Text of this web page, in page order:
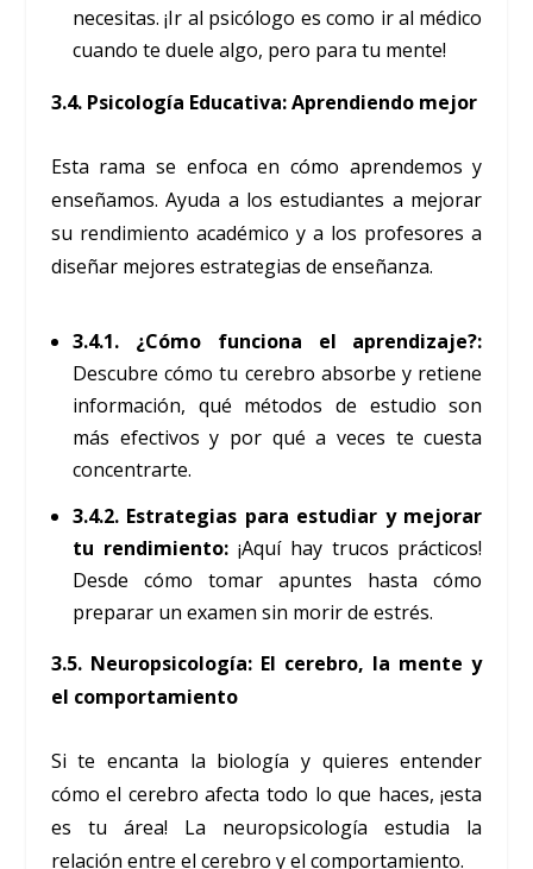
necesitas. ¡Ir al psicólogo es como ir al médico
cuando te duele algo, pero para tu mente!
3.4. Psicología Educativa: Aprendiendo mejor
Esta rama se enfoca en cómo aprendemos y
enseñamos. Ayuda a los estudiantes a mejorar
su rendimiento académico y a los profesores a
diseñar mejores estrategias de enseñanza.
3.4.1. ¿Cómo funciona el aprendizaje?:
Descubre cómo tu cerebro absorbe y retiene
información, qué métodos de estudio son
más efectivos y por qué a veces te cuesta
concentrarte.
3.4.2. Estrategias para estudiar y mejorar
tu rendimiento:¡Aquí hay trucos prácticos!
Desde cómo tomar apuntes hasta cómo
preparar un examen sin morir de estrés.
3.5. Neuropsicología: El cerebro, la mente y
el comportamiento
Si te encanta la biología y quieres entender
cómo el cerebro afecta todo lo que haces, ¡esta
es tu área! La neuropsicología estudia la
relación entre el cerebro y el comportamiento.